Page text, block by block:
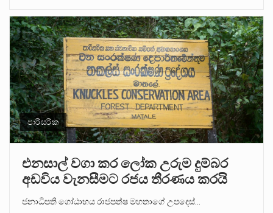
පාරිසරික
එනසාල් වගා කර ලෝක උරුම දුම්බර
අඩවිය වැනසීමට රජය තීරණය කරයි
ජනාධිපති ගෝඨාභය රාජපත්ෂ මහතාගේ උපදෙස්…